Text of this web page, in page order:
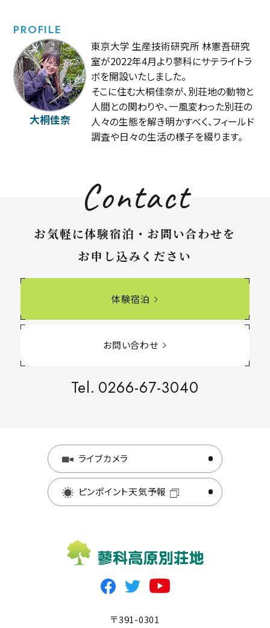
PROFILE
大桐佳奈
東京大学 生産技術研究所 林憲吾研究
室が2022年4月より蓼科にサテライトラ
ボを開設いたしました。
そこに住む大桐佳奈が、別荘地の動物と
人間との関わりや、一風変わった別荘の
人々の生態を解き明かすべく、フィールド
調査や日々の生活の様子を綴ります。
Contact
お気軽に体験宿泊・お問い合わせを
お申し込みください
体験宿泊
お問い合わせ
Tel. 0266-67-3040
ライブカメラ
ピンポイント天気予報
〒391-0301